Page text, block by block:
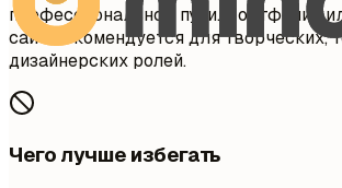
профессиональном пути. Портфолио
сайт рекомендуется для творческих,
дизайнерских ролей.
Чего лучше избегать